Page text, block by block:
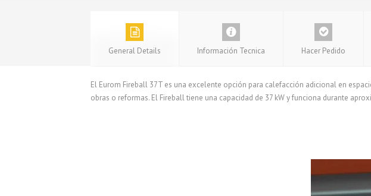
General Details Información Tecnica Hacer Pedido
El Eurom Fireball 37T es una excelente opción para calefacción adicional en
obras o reformas. El Fireball tiene una capacidad de 37 kW y funciona durante